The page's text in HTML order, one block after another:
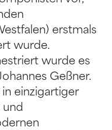
erstmals
wurde.
wurde es
Geßner.
in einzigartiger
und